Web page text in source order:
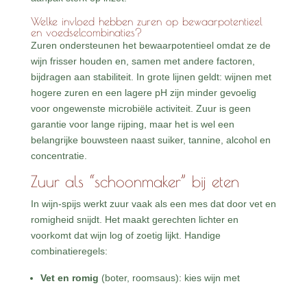
Welke invloed hebben zuren op bewaarpotentieel
en voedselcombinaties?
Zuren ondersteunen het bewaarpotentieel omdat ze de
wijn frisser houden en, samen met andere factoren,
bijdragen aan stabiliteit. In grote lijnen geldt: wijnen met
hogere zuren en een lagere pH zijn minder gevoelig
voor ongewenste microbiële activiteit. Zuur is geen
garantie voor lange rijping, maar het is wel een
belangrijke bouwsteen naast suiker, tannine, alcohol en
concentratie.
Zuur als “schoonmaker” bij eten
In wijn-spijs werkt zuur vaak als een mes dat door vet en
romigheid snijdt. Het maakt gerechten lichter en
voorkomt dat wijn log of zoetig lijkt. Handige
combinatieregels:
Vet en romig (boter, roomsaus): kies wijn met